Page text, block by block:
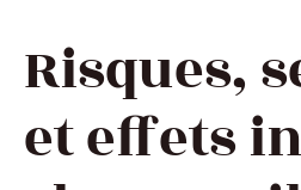
Risques,
et effets